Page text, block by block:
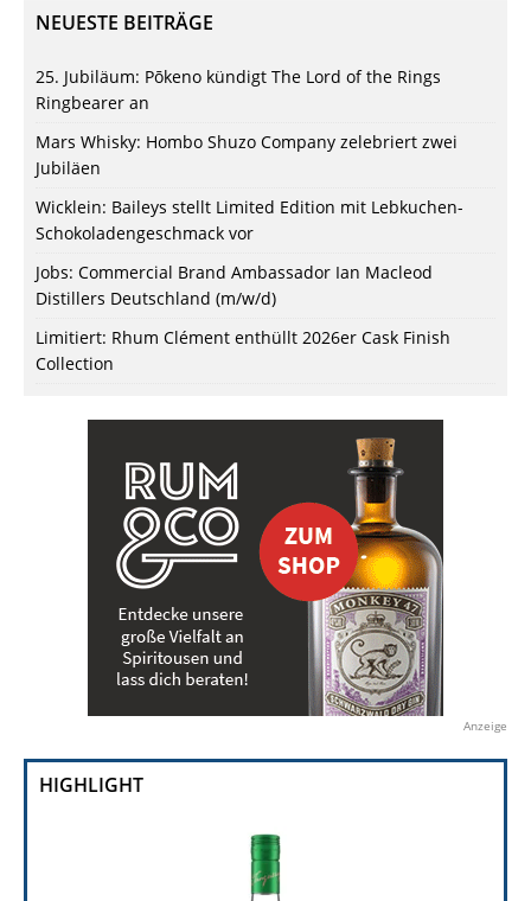
NEUESTE BEITRÄGE
25. Jubiläum: Pōkeno kündigt The Lord of the Rings
Ringbearer an
Mars Whisky: Hombo Shuzo Company zelebriert zwei
Jubiläen
Wicklein: Baileys stellt Limited Edition mit Lebkuchen-
Schokoladengeschmack vor
Jobs: Commercial Brand Ambassador Ian Macleod
Distillers Deutschland (m/w/d)
Limitiert: Rhum Clément enthüllt 2026er Cask Finish
Collection
Anzeige
HIGHLIGHT